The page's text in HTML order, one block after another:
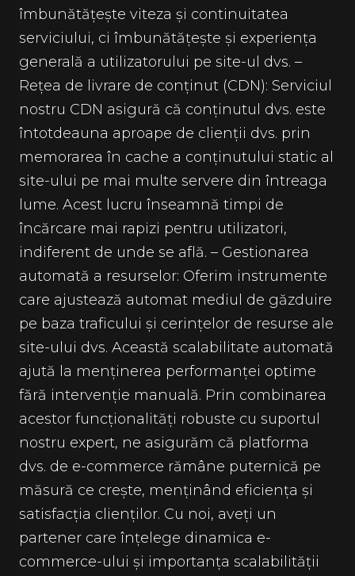
îmbunătățește viteza și continuitatea
serviciului, ci îmbunătățește și experiența
generală a utilizatorului pe site-ul dvs. –
Rețea de livrare de conținut (CDN): Serviciul
nostru CDN asigură că conținutul dvs. este
întotdeauna aproape de clienții dvs. prin
memorarea în cache a conținutului static al
site-ului pe mai multe servere din întreaga
lume. Acest lucru înseamnă timpi de
încărcare mai rapizi pentru utilizatori,
indiferent de unde se află. – Gestionarea
automată a resurselor: Oferim instrumente
care ajustează automat mediul de găzduire
pe baza traficului și cerințelor de resurse ale
site-ului dvs. Această scalabilitate automată
ajută la menținerea performanței optime
fără intervenție manuală. Prin combinarea
acestor funcționalități robuste cu suportul
nostru expert, ne asigurăm că platforma
dvs. de e-commerce rămâne puternică pe
măsură ce crește, menținând eficiența și
satisfacția clienților. Cu noi, aveți un
partener care înțelege dinamica e-
commerce-ului și importanța scalabilității